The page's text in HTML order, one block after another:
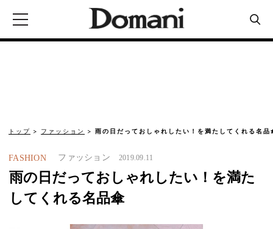
トップ ファッション 雨の日だっておしゃれしたい！を満たしてくれる名品
FASHION ファッション 2019.09.11
雨の日だっておしゃれしたい！を満た
してくれる名品傘